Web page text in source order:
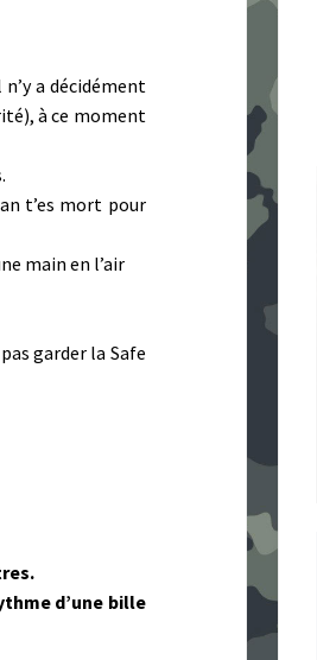
a décidément
à ce moment
t’es mort pour
main en l’air
garder la Safe
d’une bille